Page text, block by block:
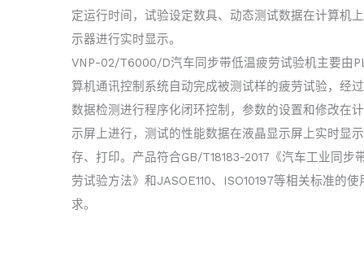
定运行时间，试验设定数具、动态测试数据在计算机
示器进行实时显示。
VNP-02/T6000/D汽车同步带低温疲劳试验机主要由
算机通讯控制系统自动完成被测试样的疲劳试验，经
数据检测进行程序化闭环控制，参数的设置和修改在
示屏上进行，测试的性能数据在液晶显示屏上实时显
存、打印。产品符合GB/T18183-2017《汽车工业同步
劳试验方法》和JASOE110、ISO10197等相关标准的使
求。